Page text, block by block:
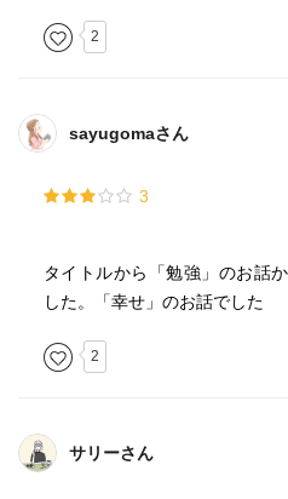
2
sayugomaさん
3
タイトルから「勉強」のお話
した。「幸せ」のお話でした
2
サリーさん